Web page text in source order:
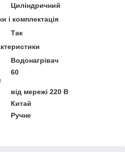
Циліндричний
і комплектація
Так
Водонагрівач
60
від мережі 220 В
Китай
Ручне